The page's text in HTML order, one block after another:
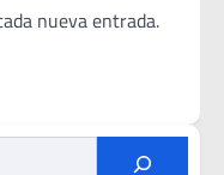
nueva entrada.